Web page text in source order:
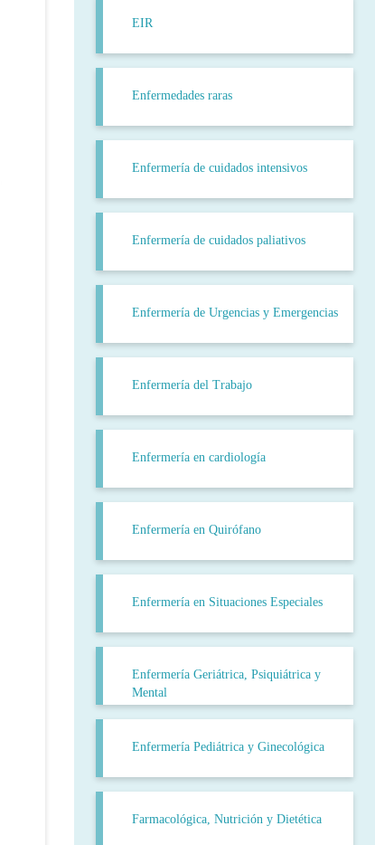
EIR
Enfermedades raras
Enfermería de cuidados intensivos
Enfermería de cuidados paliativos
Enfermería de Urgencias y Emergencias
Enfermería del Trabajo
Enfermería en cardiología
Enfermería en Quirófano
Enfermería en Situaciones Especiales
Enfermería Geriátrica, Psiquiátrica y
Mental
Enfermería Pediátrica y Ginecológica
Farmacológica, Nutrición y Dietética